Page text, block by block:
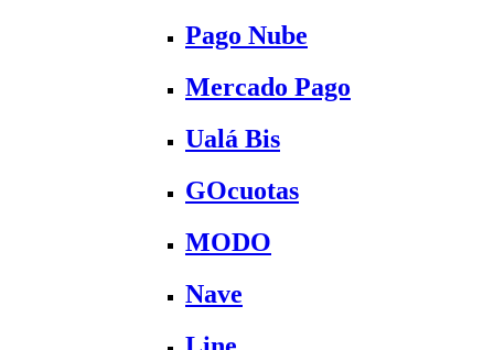
Pago Nube
Mercado Pago
Ualá Bis
GOcuotas
MODO
Nave